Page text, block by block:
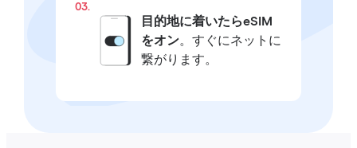
03.
目的地に着いたらeSIM
をオン。すぐにネットに
繋がります。